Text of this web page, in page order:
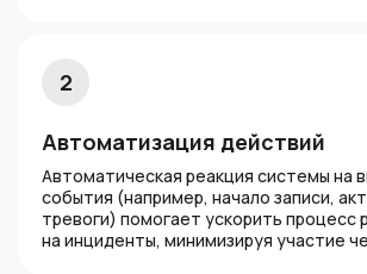
2
Автоматизация действий
Автоматическая реакция системы на
события (например, начало записи,
тревоги) помогает ускорить процесс
на инциденты, минимизируя участие